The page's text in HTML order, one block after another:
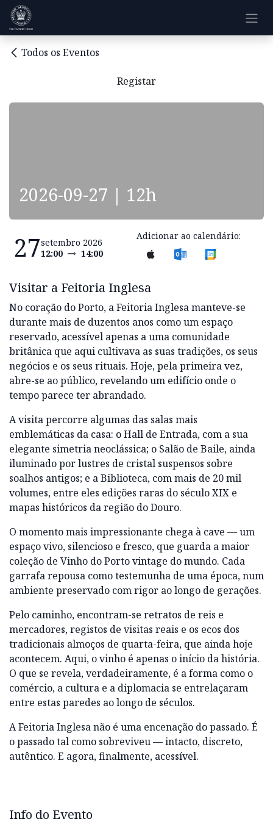
Pular para o conteúdo
Todos os Eventos
Registar
2026-09-27 | 12h
27setembro 2026
12:00
14:00
Adicionar ao calendário:
Visitar a Feitoria Inglesa
No coração do Porto, a Feitoria Inglesa manteve-se
durante mais de duzentos anos como um espaço
reservado, acessível apenas a uma comunidade
britânica que aqui cultivava as suas tradições, os seus
negócios e os seus rituais. Hoje, pela primeira vez,
abre-se ao público, revelando um edifício onde o
tempo parece ter abrandado.
A visita percorre algumas das salas mais
emblemáticas da casa: o Hall de Entrada, com a sua
elegante simetria neoclássica; o Salão de Baile, ainda
iluminado por lustres de cristal suspensos sobre
soalhos antigos; e a Biblioteca, com mais de 20 mil
volumes, entre eles edições raras do século XIX e
mapas históricos da região do Douro.
O momento mais impressionante chega à cave — um
espaço vivo, silencioso e fresco, que guarda a maior
coleção de Vinho do Porto vintage do mundo. Cada
garrafa repousa como testemunha de uma época, num
ambiente preservado com rigor ao longo de gerações.
Pelo caminho, encontram-se retratos de reis e
mercadores, registos de visitas reais e os ecos dos
tradicionais almoços de quarta-feira, que ainda hoje
acontecem. Aqui, o vinho é apenas o início da história.
O que se revela, verdadeiramente, é a forma como o
comércio, a cultura e a diplomacia se entrelaçaram
entre estas paredes ao longo de séculos.
A Feitoria Inglesa não é uma encenação do passado. É
o passado tal como sobreviveu — intacto, discreto,
autêntico. E agora, finalmente, acessível.
Info do Evento